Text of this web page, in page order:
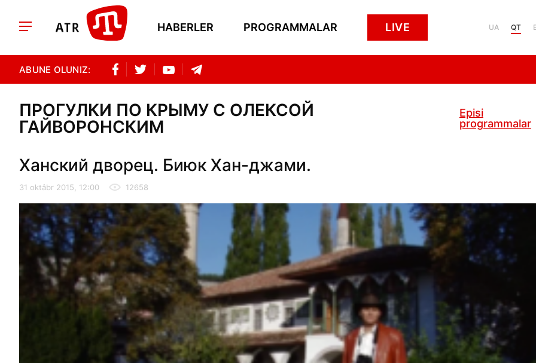
HABERLER PROGRAMMALAR LIVE UA QT
ABUNE OLUNIZ:
ПРОГУЛКИ ПО КРЫМУ С ОЛЕКСОЙ
ГАЙВОРОНСКИМ
Episi
programmalar
Ханский дворец. Биюк Хан-джами.
31 oktâbr 2015, 12:00 12658